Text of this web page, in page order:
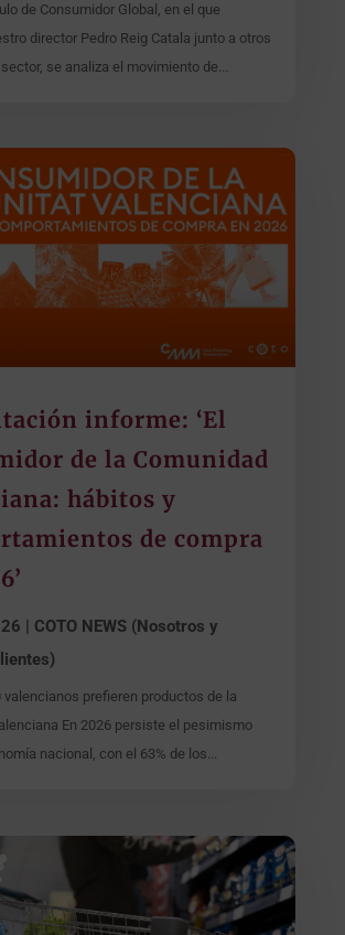
de Consumidor Global, en el que
director Pedro Reig Catala junto a otros
se analiza el movimiento de...
informe: ‘El
de la Comunidad
hábitos y
de compra
| COTO NEWS (Nosotros y
valencianos prefieren productos de la
En 2026 persiste el pesimismo
nacional, con el 63% de los...